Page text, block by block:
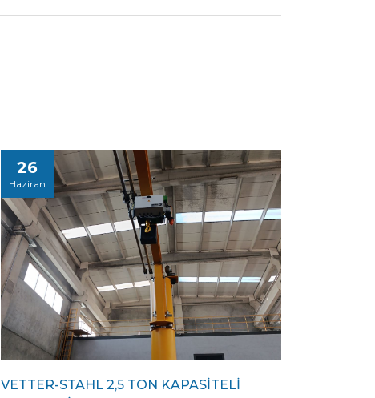
26
Haziran
VETTER-STAHL 2,5 TON KAPASİTELİ